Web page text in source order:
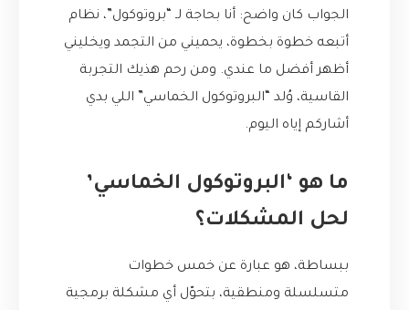
الجواب كان واضح: أنا بحاجة لـ “بروتوكول”، نظام
أتبعه خطوة بخطوة، يحميني من التجمد ويخليني
أظهر أفضل ما عندي. ومن رحم هذيك التجربة
القاسية، وُلد “البروتوكول الخماسي” اللي بدي
أشاركم إياه اليوم.
ما هو ‘البروتوكول الخماسي’
لحل المشكلات؟
ببساطة، هو عبارة عن خمس خطوات
متسلسلة ومنطقية، بتحوّل أي مشكلة برمجية